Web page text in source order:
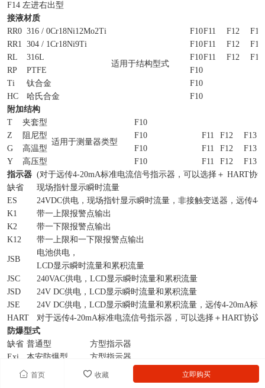
首页 收藏 立即购买
F14 左进右出型
接液材质
RR0 316 / 0Cr18Ni12Mo2Ti
适用于结构型式
F10F11 F12
F13
RR1 304 / 1Cr18Ni9Ti F10F11 F12
F13
RL
316L F10F11 F12
F13
RP
PTFE
F10
Ti
钛合金
F10
HC
哈氏合金
F10
附加结构
T
夹套型
适用于测量器类型
F10
Z
阻尼型 F10 F11 F12
F13
G
高温型 F10 F11 F12
F13
Y
高压型 F10 F11 F12
F13
指示器 (对于远传4-20mA标准电流信号指示器，可以选择＋ HART协
现场指针显示瞬时流量
24VDC供电，现场指针显示瞬时流量，非接触变送器，远传4-
带一上限报警点输出
带一下限报警点输出
带一上限和一下限报警点输出
缺省
ES
K1
K2
K12
JSB
电池供电，
LCD显示瞬时流量和累积流量
JSC
240VAC供电，LCD显示瞬时流量和累积流量
24V DC供电，LCD显示瞬时流量和累积流量
24V DC供电，LCD显示瞬时流量和累积流量，远传4-20mA标
对于远传4-20mA标准电流信号指示器，可以选择＋HART协议
JSD
JSE
HART
防爆型式
缺省 普通型
方型指示器
Exi
本安防爆型
方型指示器
Exd
隔爆型 圆型指示器
举例：LZ□-□ □ □ □ □ □ □注：无选择项可以缺省。 LZ D-15